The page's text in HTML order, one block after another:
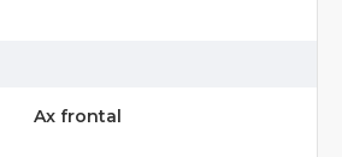
Ax frontal